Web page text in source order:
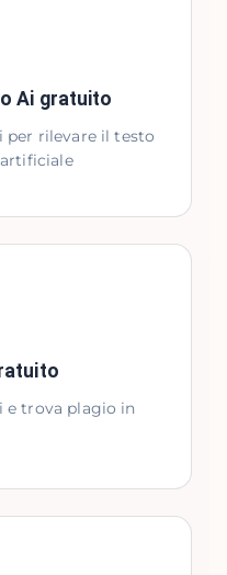
Ai gratuito
per rilevare il testo
e trova plagio in